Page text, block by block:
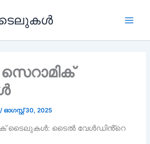
/ ഓഗസ്റ്റ് 30, 2025
ടൈലുകൾ: ടൈൽ വേൾഡിൻ്റെ